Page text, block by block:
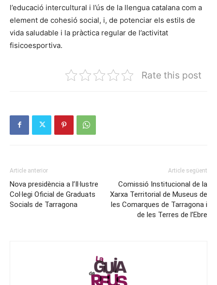
l’educació intercultural i l’ús de la llengua catalana com a
element de cohesió social, i, de potenciar els estils de
vida saludable i la pràctica regular de l’activitat
fisicoesportiva.
Rate this post
Article anterior
Nova presidència a l’Il·lustre
Col·legi Oficial de Graduats
Socials de Tarragona
Article següent
Comissió Institucional de la
Xarxa Territorial de Museus de
les Comarques de Tarragona i
de les Terres de l’Ebre